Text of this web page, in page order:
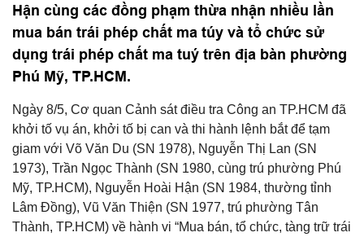
Hận cùng các đồng phạm thừa nhận nhiều lần
mua bán trái phép chất ma túy và tổ chức sử
dụng trái phép chất ma tuý trên địa bàn phường
Phú Mỹ, TP.HCM.
Ngày 8/5, Cơ quan Cảnh sát điều tra Công an TP.HCM đã
khởi tố vụ án, khởi tố bị can và thi hành lệnh bắt để tạm
giam với Võ Văn Du (SN 1978), Nguyễn Thị Lan (SN
1973), Trần Ngọc Thành (SN 1980, cùng trú phường Phú
Mỹ, TP.HCM), Nguyễn Hoài Hận (SN 1984, thường tỉnh
Lâm Đồng), Vũ Văn Thiện (SN 1977, trú phường Tân
Thành, TP.HCM) về hành vi “Mua bán, tổ chức, tàng trữ trái